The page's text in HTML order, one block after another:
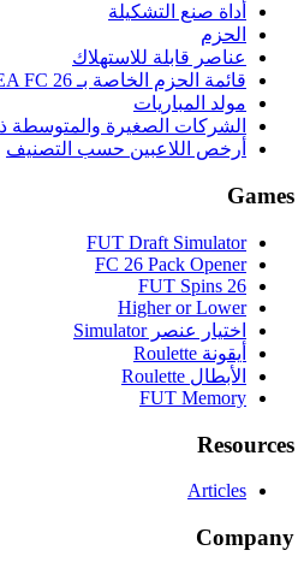
أداة صنع التشكيلة
الحزم
عناصر قابلة للاستهلاك
قائمة الحزم الخاصة بـ EA FC 26
مولد المباريات
الشركات الصغيرة والمتوسطة
أرخص اللاعبين حسب التصنيف
Games
FUT Draft Simulator
FC 26 Pack Opener
FUT Spins 26
Higher or Lower
اختيار عنصر Simulator
أيقونة Roulette
الأبطال Roulette
FUT Memory
Resources
Articles
Company